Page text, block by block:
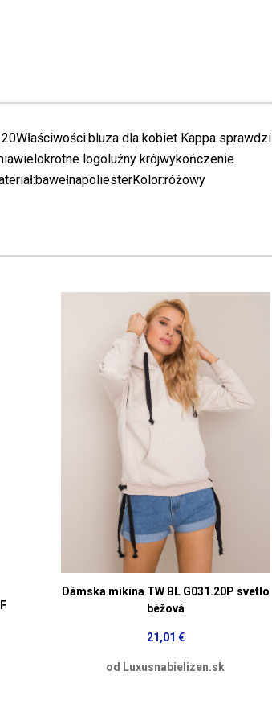
dla kobiet Kappa sprawdzi
logoluźny krójwykończenie
Dámska mikina TW BL G031.20P svetlo
béžová
21,01 €
od Luxusnabielizen.sk